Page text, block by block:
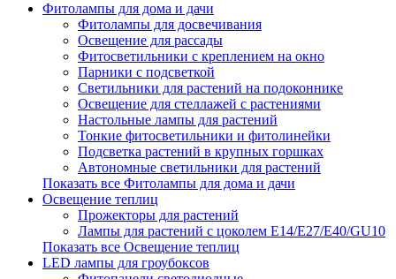
Фитолампы для дома и дачи
Фитолампы для досвечивания
Освещение для рассады
Фитосветильники с креплением на окно
Парники с подсветкой
Светильники для растений на подоконнике
Освещение для стеллажей с растениями
Настольные лампы для растений
Тонкие фитосветильники и фитолинейки
Подсветка растений в крупных горшках
Автономные светильники для растений
Показать все Фитолампы для дома и дачи
Освещение теплиц
Прожекторы для растений
Лампы для растений с цоколем Е14/Е27/Е40/GU10
Показать все Освещение теплиц
LED лампы для гроубоксов